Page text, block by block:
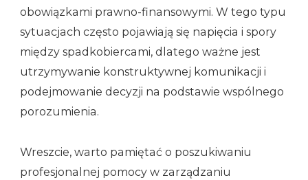
obowiązkami prawno-finansowymi. W tego typu
sytuacjach często pojawiają się napięcia i spory
między spadkobiercami, dlatego ważne jest
utrzymywanie konstruktywnej komunikacji i
podejmowanie decyzji na podstawie wspólnego
porozumienia.
Wreszcie, warto pamiętać o poszukiwaniu
profesjonalnej pomocy w zarządzaniu